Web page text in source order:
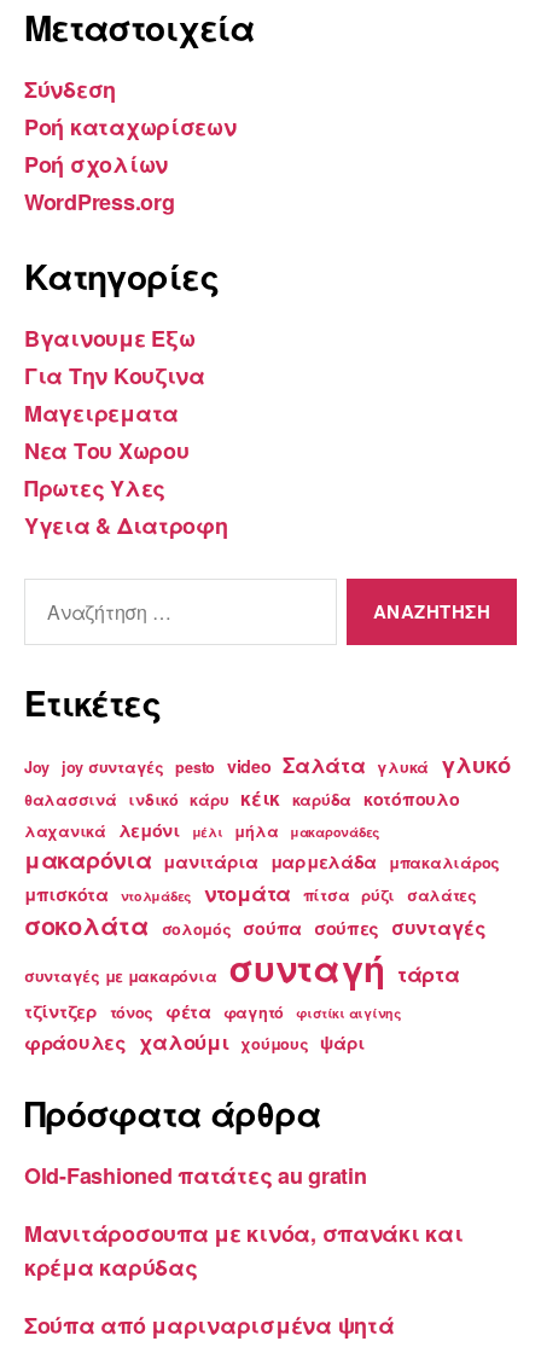
Μεταστοιχεία
Σύνδεση
Ροή καταχωρίσεων
Ροή σχολίων
WordPress.org
Kατηγορίες
Βγαινουμε Εξω
Για Την Κουζινα
Μαγειρεματα
Νεα Του Χωρου
Πρωτες Υλες
Υγεια & Διατροφη
για:
Ετικέτες
Joy joy συνταγές pesto video Σαλάτα γλυκά γλυκό
θαλασσινά ινδικό κάρυ κέικ καρύδα κοτόπουλο
λαχανικά λεμόνι μέλι μήλα μακαρονάδες
μακαρόνια μανιτάρια μαρμελάδα μπακαλιάρος
μπισκότα ντολμάδες ντομάτα πίτσα ρύζι σαλάτες
σοκολάτα σολομός σούπα σούπες συνταγές
συνταγές με μακαρόνια συνταγή τάρτα
τζίντζερ τόνος φέτα φαγητό φιστίκι αιγίνης
φράουλες χαλούμι χούμους ψάρι
Πρόσφατα άρθρα
Old-Fashioned πατάτες au gratin
Μανιτάροσουπα με κινόα, σπανάκι και
κρέμα καρύδας
Σούπα από μαριναρισμένα ψητά